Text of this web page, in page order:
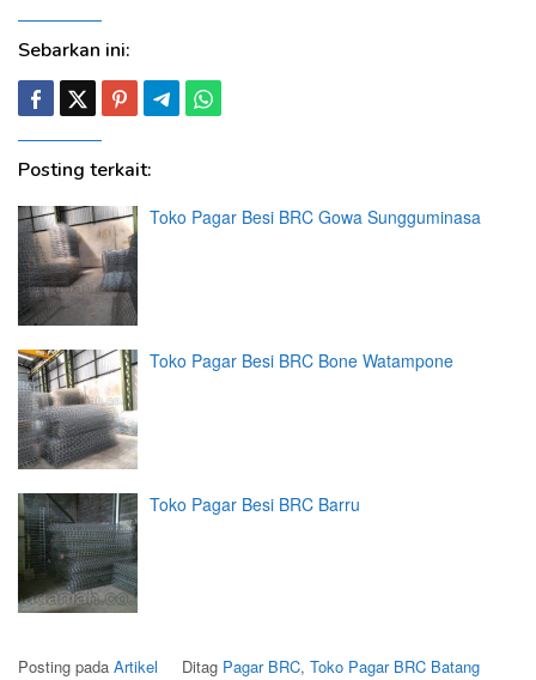
Sebarkan ini:
Posting terkait:
Toko Pagar Besi BRC Gowa Sungguminasa
Toko Pagar Besi BRC Bone Watampone
Toko Pagar Besi BRC Barru
Posting pada Artikel Ditag Pagar BRC, Toko Pagar BRC Batang